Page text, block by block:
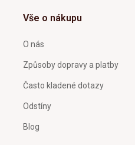
Vše o nákupu
O nás
Způsoby dopravy a platby
Často kladené dotazy
Odstíny
Blog